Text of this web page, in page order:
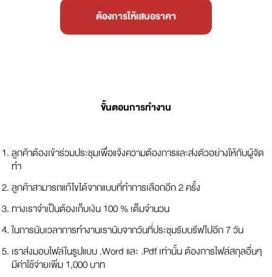
ต้องการให้เสนอราคา
ขั้นตอนการทำงาน
ลูกค้าต้องเข้าร่วมประชุมเพื่อแจ้งความต้องการและส่งตัวอย่างให้กับผู้จัด
ทำ
ลูกค้าสามารถแก้ไขได้จากแบบที่ทำการเลือกอีก 2 ครั้ง
ทางเราจำเป็นต้องเก็บเงิน 100 % เต็มจำนวน
ในการนับเวลาการทำงานเรานับจากวันที่ประชุมรับบรีฟไปอีก 7 วัน
เราส่งมอบไฟล์ในรูปแบบ .Word และ .Pdf เท่านั้น ต้องการไฟล์สกุลอื่นๆ
มีค่าใช้จ่ายเพิ่ม 1,000 บาท